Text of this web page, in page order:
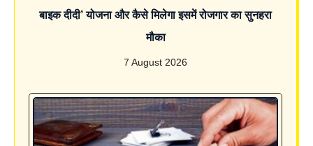
बाइक दीदी’ योजना और कैसे मिलेगा इसमें रोजगार का सुनहरा
मौका
7 August 2026